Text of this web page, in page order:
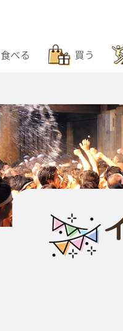
食べる 買う